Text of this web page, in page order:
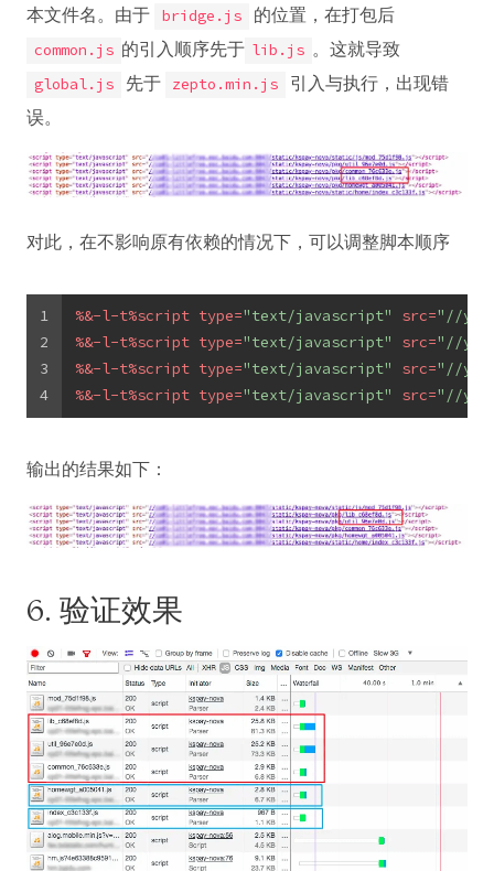
本文件名。由于 bridge.js 的位置，在打包后
common.js 的引入顺序先于 lib.js 。这就导致
global.js 先于 zepto.min.js
引入与执行，出现错
误。
对此，在不影响原有依赖的情况下，可以调整脚本顺序
1
2
3
4
%&-l-t%script type="text/javascript" src="//
%&-l-t%script type="text/javascript" src="//
%&-l-t%script type="text/javascript" src="//
%&-l-t%script type="text/javascript" src="//
输出的结果如下：
6. 验证效果